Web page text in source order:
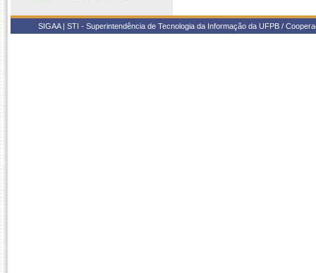
SIGAA | STI - Superintendência de Tecnologia da Informação da UFPB /